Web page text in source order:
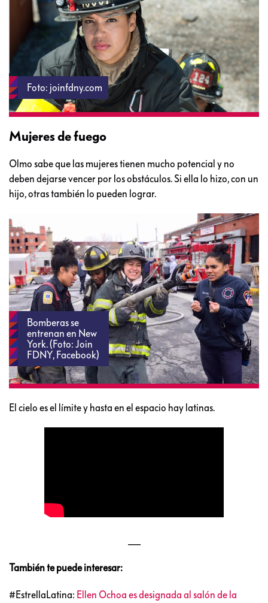
Foto: joinfdny.com
Mujeres de fuego
Olmo sabe que las mujeres tienen mucho potencial y no
deben dejarse vencer por los obstáculos. Si ella lo hizo, con un
hijo, otras también lo pueden lograr.
Bomberas se
entrenan en New
York. (Foto: Join
FDNY, Facebook)
El cielo es el límite y hasta en el espacio hay latinas.
También te puede interesar:
#EstrellaLatina: Ellen Ochoa es designada al salón de la